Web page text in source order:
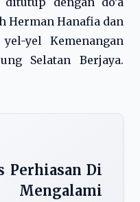
Herman Hanafia dan
yel Kemenangan
Selatan Berjaya.
Perhiasan Di